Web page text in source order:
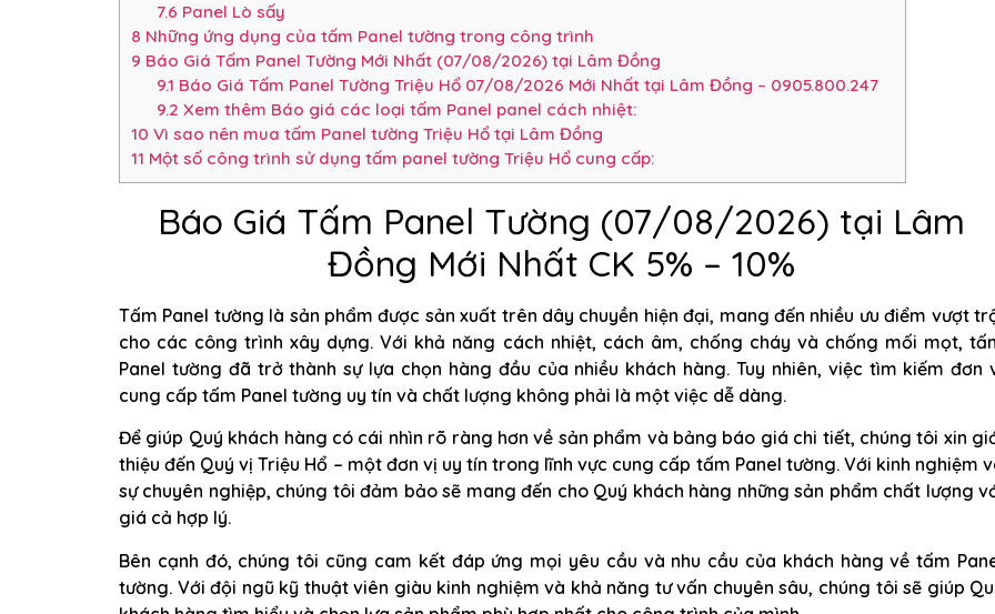
7.6 Panel Lò sấy
8 Những ứng dụng của tấm Panel tường trong công trình
9 Báo Giá Tấm Panel Tường Mới Nhất (07/08/2026) tại Lâm Đồng
9.1 Báo Giá Tấm Panel Tường Triệu Hổ 07/08/2026 Mới Nhất tại Lâm Đồng – 0905.800.247
9.2 Xem thêm Báo giá các loại tấm Panel panel cách nhiệt:
10 Vì sao nên mua tấm Panel tường Triệu Hổ tại Lâm Đồng
11 Một số công trình sử dụng tấm panel tường Triệu Hổ cung cấp:
Báo Giá Tấm Panel Tường (07/08/2026) tại Lâm
Đồng Mới Nhất CK 5% – 10%
Tấm Panel tường là sản phẩm được sản xuất trên dây chuyền hiện đại, mang đến nhiều ưu điểm vượt
cho các công trình xây dựng. Với khả năng cách nhiệt, cách âm, chống cháy và chống mối mọt,
Panel tường đã trở thành sự lựa chọn hàng đầu của nhiều khách hàng. Tuy nhiên, việc tìm kiếm đơn
cung cấp tấm Panel tường uy tín và chất lượng không phải là một việc dễ dàng.
Để giúp Quý khách hàng có cái nhìn rõ ràng hơn về sản phẩm và bảng báo giá chi tiết, chúng tôi xin
thiệu đến Quý vị Triệu Hổ – một đơn vị uy tín trong lĩnh vực cung cấp tấm Panel tường. Với kinh nghiệm
sự chuyên nghiệp, chúng tôi đảm bảo sẽ mang đến cho Quý khách hàng những sản phẩm chất lượng
giá cả hợp lý.
Bên cạnh đó, chúng tôi cũng cam kết đáp ứng mọi yêu cầu và nhu cầu của khách hàng về tấm
tường. Với đội ngũ kỹ thuật viên giàu kinh nghiệm và khả năng tư vấn chuyên sâu, chúng tôi sẽ giúp